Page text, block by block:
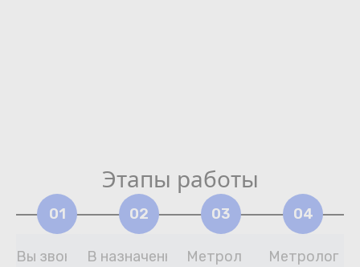
Этапы работы
01
Вы звоните
02
В назначенный
03
Метролог
04
Метролог